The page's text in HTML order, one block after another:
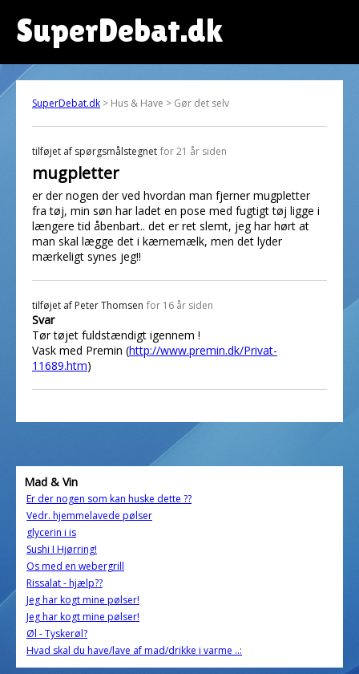
SuperDebat.dk
SuperDebat.dk > Hus & Have > Gør det selv
tilføjet af spørgsmålstegnet for 21 år siden
mugpletter
er der nogen der ved hvordan man fjerner mugpletter
fra tøj, min søn har ladet en pose med fugtigt tøj ligge i
længere tid åbenbart.. det er ret slemt, jeg har hørt at
man skal lægge det i kærnemælk, men det lyder
mærkeligt synes jeg!!
tilføjet af Peter Thomsen for 16 år siden
Svar
Tør tøjet fuldstændigt igennem !
Vask med Premin (http://www.premin.dk/Privat-
11689.htm)
Mad & Vin
Er der nogen som kan huske dette ??
Vedr. hjemmelavede pølser
glycerin i is
Sushi I Hjørring!
Os med en webergrill
Rissalat - hjælp??
Jeg har kogt mine pølser!
Jeg har kogt mine pølser!
Øl - Tyskerøl?
Hvad skal du have/lave af mad/drikke i varme ..: